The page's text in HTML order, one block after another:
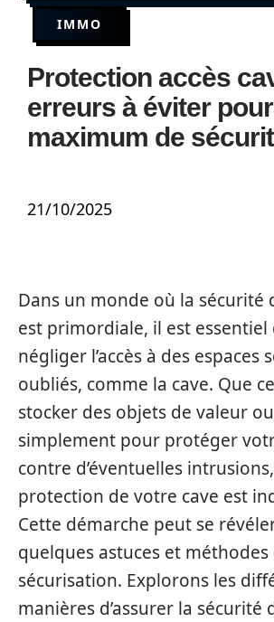
IMMO
Protection accès
erreurs à éviter
maximum de
21/10/2025
Dans un monde où la sécurité
est primordiale, il est essentiel
négliger l’accès à des espaces
oubliés, comme la cave. Que
stocker des objets de valeur
simplement pour protéger
contre d’éventuelles
protection de votre cave est
Cette démarche peut se
quelques astuces et méthodes
sécurisation. Explorons les
manières d’assurer la sécurité